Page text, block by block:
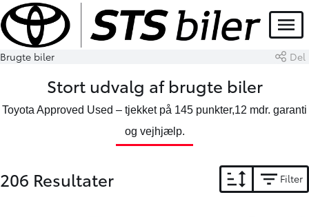
Menu
Brugte biler Del
Stort udvalg af brugte biler
Toyota Approved Used – tjekket på 145 punkter,12 mdr. garanti
og vejhjælp.
206 Resultater Filter